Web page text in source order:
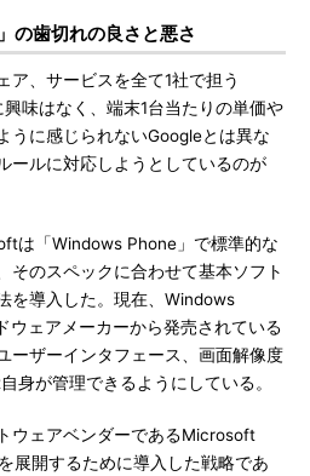
歯切れの良さと悪さ
、サービスを全て1社で担う
味はなく、端末1台当たりの単価や
うに感じられないGoogleとは異な
ールに対応しようとしているのが
は「Windows Phone」で標準的な
そのスペックに合わせて基本ソフト
を導入した。現在、Windows
ウェアメーカーから発売されている
ーザーインタフェース、画面解像度
身が管理できるようにしている。
ウェアベンダーであるMicrosoft
展開するために導入した戦略であ